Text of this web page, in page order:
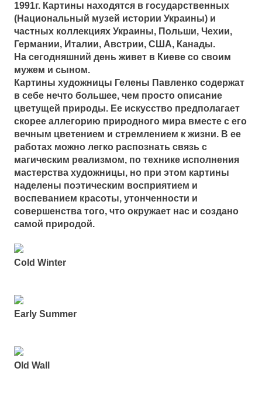
1991г. Картины находятся в государственных
(Национальный музей истории Украины) и
частных коллекциях Украины, Польши, Чехии,
Германии, Италии, Австрии, США, Канады.
На сегодняшний день живет в Киеве со своим
мужем и сыном.
Картины художницы Гелены Павленко содержат
в себе нечто большее, чем просто описание
цветущей природы. Ее искусство предполагает
скорее аллегорию природного мира вместе с его
вечным цветением и стремлением к жизни. В ее
работах можно легко распознать связь с
магическим реализмом, по технике исполнения
мастерства художницы, но при этом картины
наделены поэтическим восприятием и
воспеванием красоты, утонченности и
совершенства того, что окружает нас и создано
самой природой.
Cold Winter
Early Summer
Old Wall